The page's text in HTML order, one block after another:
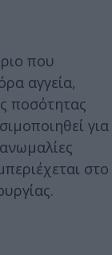
που
αγγεία,
ποσότητας
για
στο